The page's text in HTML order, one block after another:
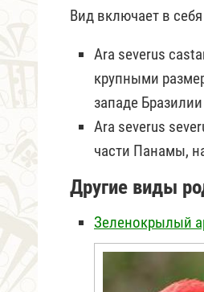
Вид включает в
Ara severus
крупными
западе
Ara severus
части Панамы,
Другие виды
Зеленокрылый